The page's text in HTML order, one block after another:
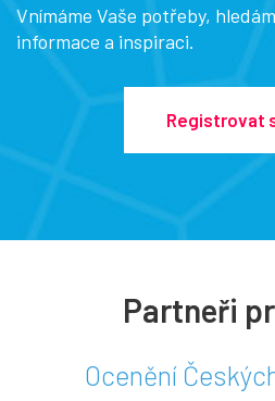
Vnímáme Vaše potřeby,
informace a inspiraci.
Registrovat
Partneři
Ocenění